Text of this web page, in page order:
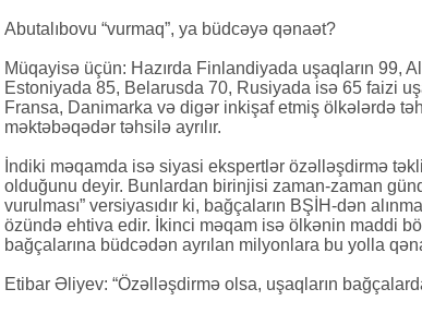
Abutalıbovu “vurmaq”, ya büdcəyə qənaət?
Müqayisə üçün: Hazırda Finlandiyada uşaqların 99,
Estoniyada 85, Belarusda 70, Rusiyada isə 65 faizi
Fransa, Danimarka və digər inkişaf etmiş ölkələrdə
məktəbəqədər təhsilə ayrılır.
İndiki məqamda isə siyasi ekspertlər özəlləşdirmə
olduğunu deyir. Bunlardan birinjisi zaman-zaman
vurulması” versiyasıdır ki, bağçaların BŞİH-dən
özündə ehtiva edir. İkinci məqam isə ölkənin maddi
bağçalarına büdcədən ayrılan milyonlara bu yolla
Etibar Əliyev: “Özəlləşdirmə olsa, uşaqların